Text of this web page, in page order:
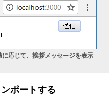
応じて、挨拶メッセージを表示
ポートする